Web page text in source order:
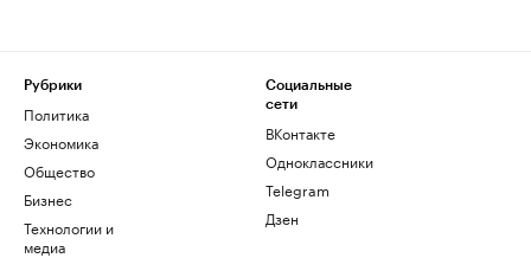
Рубрики
Политика
Экономика
Общество
Бизнес
Технологии и
медиа
Социальные
сети
ВКонтакте
Одноклассники
Telegram
Дзен